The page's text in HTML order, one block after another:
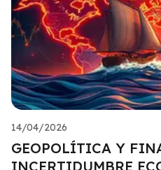
14/04/2026
GEOPOLÍTICA Y
INCERTIDUMBRE